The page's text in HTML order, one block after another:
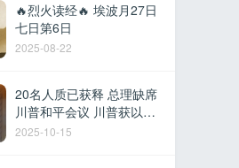
🔥烈火读经🔥 埃波月27日
七日第6日
2025-08-22
20名人质已获释 总理缺席
川普和平会议 川普获以色
列最高荣誉 多国参加沙姆
2025-10-15